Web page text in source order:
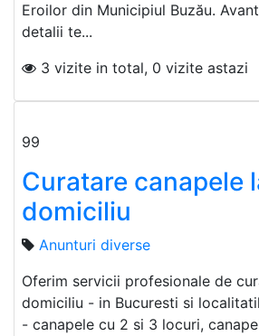
Eroilor din Municipiul Buzău.
detalii te...
3 vizite in total, 0 vizite astazi
99
Curatare canapele
domiciliu
Anunturi diverse
Oferim servicii profesionale de
domiciliu - in Bucuresti si
- canapele cu 2 si 3 locuri,